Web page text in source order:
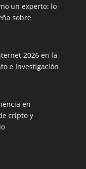
un experto: lo
sobre
2026 en la
e Investigación
en
cripto y